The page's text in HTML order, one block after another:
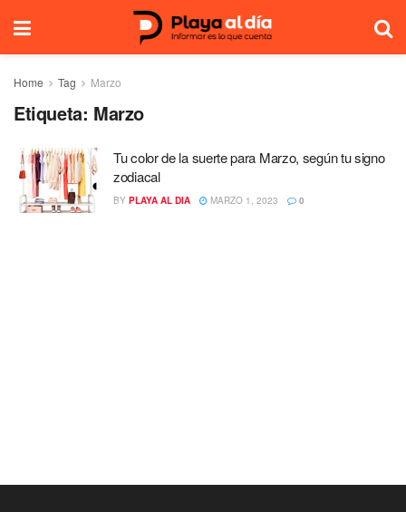
Home Tag Marzo
Etiqueta: Marzo
Tu color de la suerte para Marzo, según tu signo
zodiacal
BY PLAYA AL DIA MARZO 1, 2023 0